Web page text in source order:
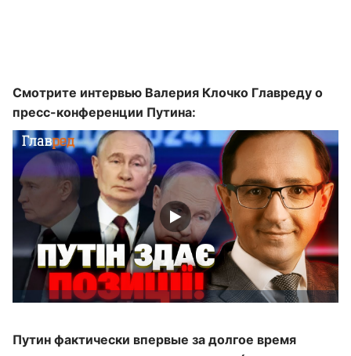
Смотрите интервью Валерия Клочко Главреду о
пресс-конференции Путина:
Путин фактически впервые за долгое время